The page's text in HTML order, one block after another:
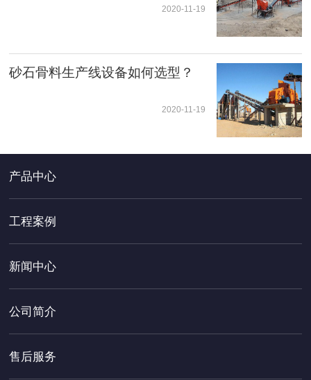
2020-11-19
砂石骨料生产线设备如何选型？
2020-11-19
产品中心
工程案例
新闻中心
公司简介
售后服务